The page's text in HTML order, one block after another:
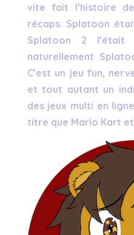
vite fait l’histoire
récaps. Splatoon
Splatoon 2
naturellement
C’est un jeu fun,
et tout autant un
des jeux multi en
titre que Mario Kart et